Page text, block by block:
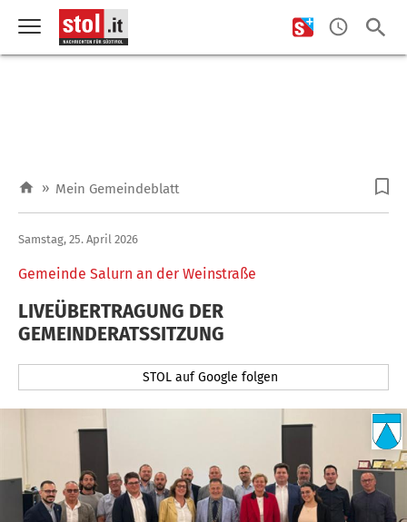
» Mein Gemeindeblatt
Gemeinde Salurn an der Weinstraße
Samstag, 25. April 2026
LIVEÜBERTRAGUNG DER
GEMEINDERATSSITZUNG
STOL auf Google folgen